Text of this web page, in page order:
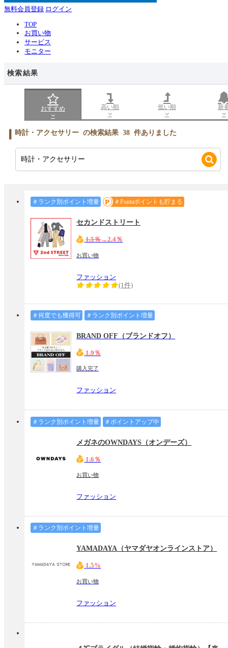
無料会員登録 ログイン
TOP
お買い物
サービス
モニター
検索結果
おすすめ 高い順 低い順 新
時計・アクセサリー の検索結果 38 件ありました
＃ランク別ポイント増量 ＃Pontaポイントも貯まる
セカンドストリート
1.5％→2.4％
お買い物
ファッション
(1件)
＃何度でも獲得可 ＃ランク別ポイント増量
BRAND OFF（ブランドオフ）
1.9％
購入完了
ファッション
＃ランク別ポイント増量 ＃ポイントアップ中
メガネのOWNDAYS（オンデーズ）
1.6％
お買い物
ファッション
＃ランク別ポイント増量
YAMADAYA（ヤマダヤオンラインストア）
1.5%
お買い物
ファッション